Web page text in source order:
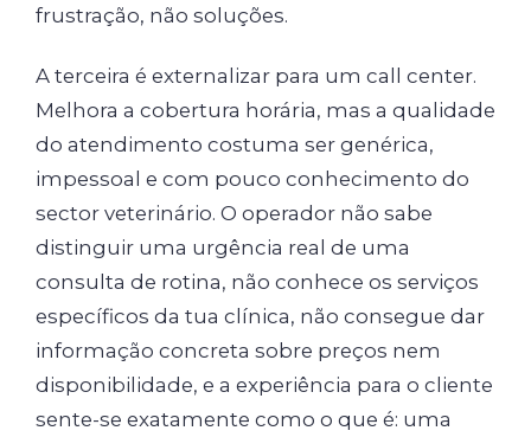
frustração, não soluções.
A terceira é externalizar para um call center.
Melhora a cobertura horária, mas a qualidade
do atendimento costuma ser genérica,
impessoal e com pouco conhecimento do
sector veterinário. O operador não sabe
distinguir uma urgência real de uma
consulta de rotina, não conhece os serviços
específicos da tua clínica, não consegue dar
informação concreta sobre preços nem
disponibilidade, e a experiência para o cliente
sente-se exatamente como o que é: uma